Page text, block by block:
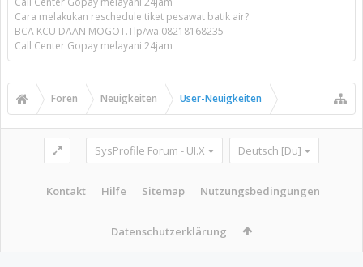
Cara melakukan reschedule tiket pesawat batik air?
BCA KCU DAAN MOGOT.Tlp/wa.08218168235
Call Center Gopay melayani 24jam
Foren Neuigkeiten User-Neuigkeiten
SysProfile Forum - UI.X Deutsch [Du]
Kontakt Hilfe Sitemap Nutzungsbedingungen
Datenschutzerklärung